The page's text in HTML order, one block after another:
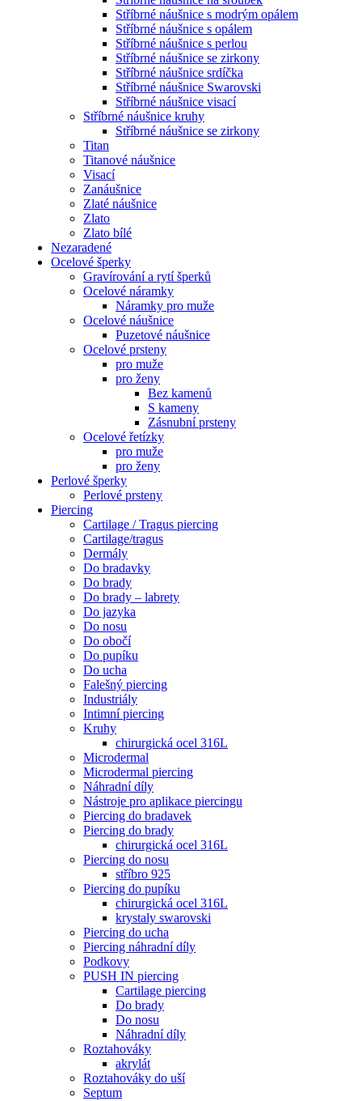
Stříbrné náušnice s modrým opálem
Stříbrné náušnice s opálem
Stříbrné náušnice s perlou
Stříbrné náušnice se zirkony
Stříbrné náušnice srdíčka
Stříbrné náušnice Swarovski
Stříbrné náušnice visací
Stříbrné náušnice kruhy
Stříbrné náušnice se zirkony
Titan
Titanové náušnice
Visací
Zanáušnice
Zlaté náušnice
Zlato
Zlato bílé
Nezaradené
Ocelové šperky
Gravírování a rytí šperků
Ocelové náramky
Náramky pro muže
Ocelové náušnice
Puzetové náušnice
Ocelové prsteny
pro muže
pro ženy
Bez kamenů
S kameny
Zásnubní prsteny
Ocelové řetízky
pro muže
pro ženy
Perlové šperky
Perlové prsteny
Piercing
Cartilage / Tragus piercing
Cartilage/tragus
Dermály
Do bradavky
Do brady
Do brady – labrety
Do jazyka
Do nosu
Do obočí
Do pupíku
Do ucha
Falešný piercing
Industriály
Intimní piercing
Kruhy
chirurgická ocel 316L
Microdermal
Microdermal piercing
Náhradní díly
Nástroje pro aplikace piercingu
Piercing do bradavek
Piercing do brady
chirurgická ocel 316L
Piercing do nosu
stříbro 925
Piercing do pupíku
chirurgická ocel 316L
krystaly swarovski
Piercing do ucha
Piercing náhradní díly
Podkovy
PUSH IN piercing
Cartilage piercing
Do brady
Do nosu
Náhradní díly
Roztahováky
akrylát
Roztahováky do uší
Septum